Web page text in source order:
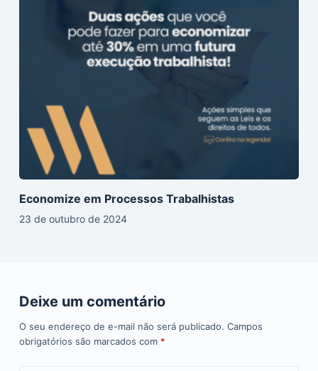
Economize em Processos Trabalhistas
23 de outubro de 2024
Deixe um comentário
O seu endereço de e-mail não será publicado. Campos
obrigatórios são marcados com *